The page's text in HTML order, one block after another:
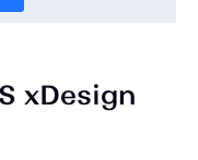
xDesign